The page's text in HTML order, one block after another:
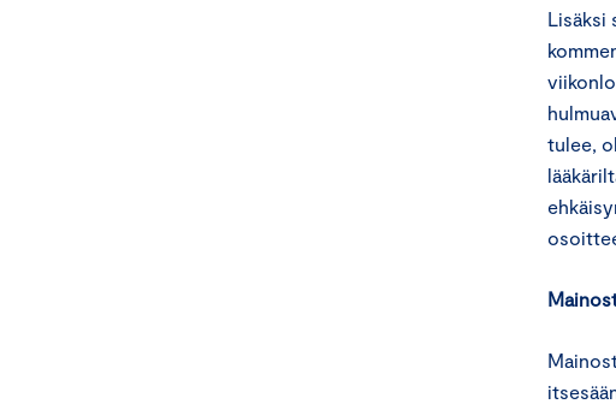
Lisäksi
tulee,